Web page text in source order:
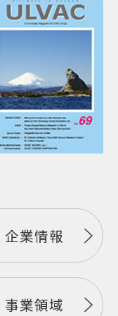
企業情報
事業領域